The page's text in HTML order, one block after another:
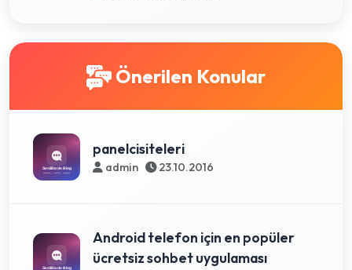
Önerilen Konular
panelcisiteleri
admin 23.10.2016
Android telefon için en popüler
ücretsiz sohbet uygulaması